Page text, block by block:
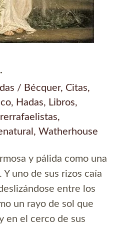
/ Bécquer, Citas,
, Hadas, Libros,
,
, Watherhouse
y pálida como una
uno de sus rizos caía
entre los
un rayo de sol que
en el cerco de sus